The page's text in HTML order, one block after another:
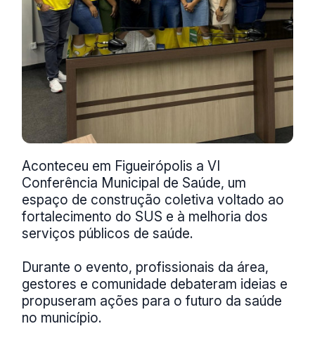
Aconteceu em Figueirópolis a VI
Conferência Municipal de Saúde, um
espaço de construção coletiva voltado ao
fortalecimento do SUS e à melhoria dos
serviços públicos de saúde.
Durante o evento, profissionais da área,
gestores e comunidade debateram ideias e
propuseram ações para o futuro da saúde
no município.